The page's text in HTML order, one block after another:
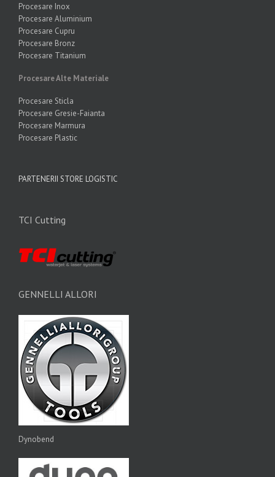
Procesare Inox
Procesare Aluminium
Procesare Cupru
Procesare Bronz
Procesare Titanium
Procesare Alte Materiale
Procesare Sticla
Procesare Gresie-Faianta
Procesare Marmura
Procesare Plastic
PARTENERII STORE LOGISTIC
TCI Cutting
GENNELLI ALLORI
Dynobend